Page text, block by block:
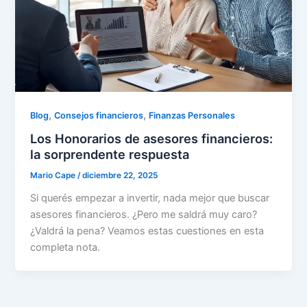
Blog,Consejos financieros, Finanzas Personales
Los Honorarios de asesores financieros:
la sorprendente respuesta
Mario Cape/diciembre 22, 2025
Si querés empezar a invertir, nada mejor que buscar
asesores financieros. ¿Pero me saldrá muy caro?
¿Valdrá la pena? Veamos estas cuestiones en esta
completa nota.